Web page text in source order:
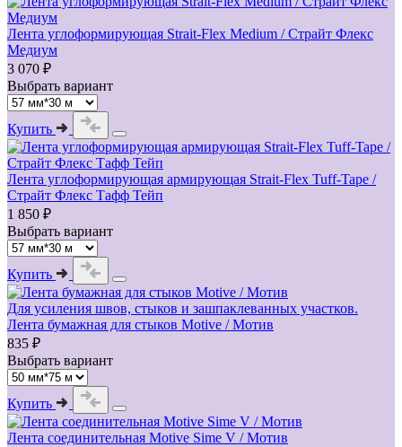
Лента углоформирующая Strait-Flex Medium / Страйт Флекс
Медиум
3 070 ₽
Выбрать вариант
Купить
Лента углоформирующая армирующая Strait-Flex Tuff-Tape /
Страйт Флекс Тафф Тейп
1 850 ₽
Выбрать вариант
Купить
Для усиления швов, стыков и зашпаклеванных участков.
Лента бумажная для стыков Motive / Мотив
835 ₽
Выбрать вариант
Купить
Лента соединительная Motive Sime V / Мотив